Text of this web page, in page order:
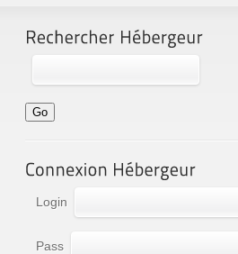
Login
Pass